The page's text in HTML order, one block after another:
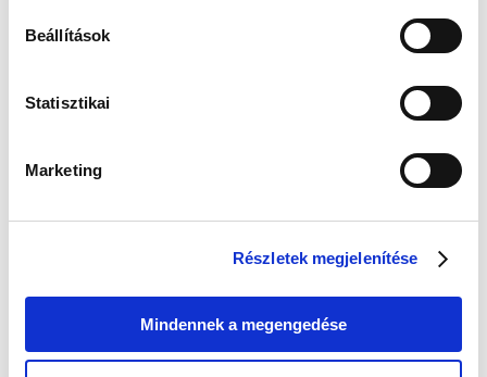
Beállítások
Statisztikai
Marketing
Részletek megjelenítése
Mindennek a megengedése
Guess JUBE02244JWRHT
Válassz egyet, majd kattints a Kosárba gombra! Ha most kihagyod, a